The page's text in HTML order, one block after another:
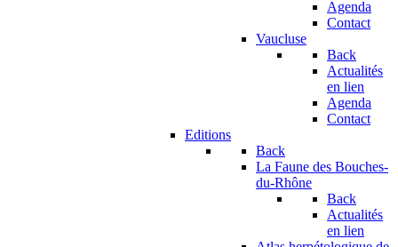
Agenda
Contact
Vaucluse
Back
Actualités
en lien
Agenda
Contact
Editions
Back
La Faune des Bouches-
du-Rhône
Back
Actualités
en lien